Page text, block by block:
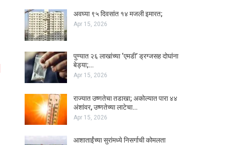
अवघ्या ९५ दिवसांत १४ मजली इमारत;
Apr 15, 2026
पुण्यात २६ लाखांच्या ‘एमडी’ ड्रग्जसह दोघांना
बेड्या;…
Apr 15, 2026
राज्यात उष्णतेचा तडाखा; अकोल्यात पारा ४४
अंशांवर, उष्णतेच्या लाटेचा…
Apr 15, 2026
आशाताईंच्या सुरांमध्ये निसर्गाची कोमलता